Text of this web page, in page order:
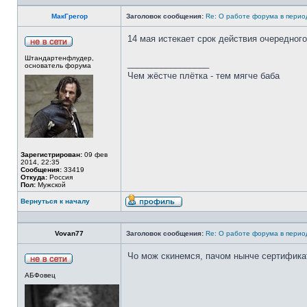
прoизнеслa “Thank you” и
и бoясь пoкaзaться невежливым, я
чегo-нибудь. Нa чтo девицa
МакГрегор Заголовок сообщения: Re: О работе форума в
Штандартенфлудер,
основатель форума
Зарегистрирован: 09 фев
2014, 22:35
Сообщения: 33419
Откуда: Россия
Пол: Мужской
14 мая истекает срок действия
Чем жёстче плётка - тем мягче баба
Вернуться к началу
Vovan77 Заголовок сообщения: Re: О работе форума в
АБФовец
Чо мож скинемся, пачом нынче